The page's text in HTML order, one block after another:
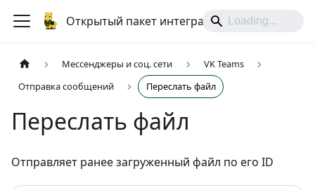
Открытый пакет интеграций
Мессенджеры и соц. сети
VK Teams
Отправка сообщений
Переслать файл
Переслать файл
Отправляет ранее загруженный файл по его ID